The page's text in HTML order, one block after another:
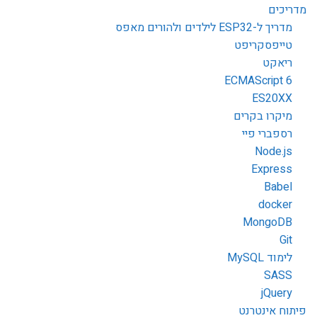
מדריכים
מדריך ל-ESP32 לילדים ולהורים מאפס
טייפסקריפט
ריאקט
ECMAScript 6
ES20XX
מיקרו בקרים
רספברי פיי
Node.js
Express
Babel
docker
MongoDB
Git
לימוד MySQL
SASS
jQuery
פיתוח אינטרנט